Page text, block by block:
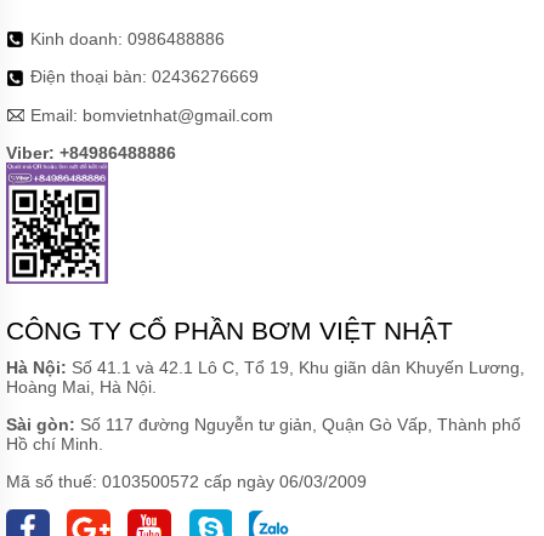
Kinh doanh: 0986488886
Điện thoại bàn: 02436276669
Email: bomvietnhat@gmail.com
Viber: +84986488886
CÔNG TY CỔ PHẦN BƠM VIỆT NHẬT
Hà Nội: Số 41.1 và 42.1 Lô C, Tổ 19, Khu giãn dân Khuyến Lương,
Hoàng Mai, Hà Nội.
Sài gòn: Số 117 đường Nguyễn tư giản, Quận Gò Vấp, Thành phố
Hồ chí Minh.
Mã số thuế: 0103500572 cấp ngày 06/03/2009